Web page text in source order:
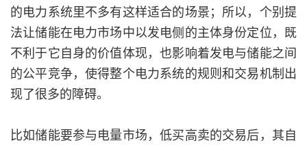
的电力系统里不多有这样适合的场景；所以，个别提
法让储能在电力市场中以发电侧的主体身份定位，既
不利于它自身的价值体现，也影响着发电与储能之间
的公平竞争，使得整个电力系统的规则和交易机制出
现了很多的障碍。
比如储能要参与电量市场，低买高卖的交易后，其自